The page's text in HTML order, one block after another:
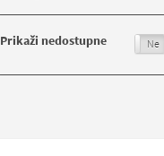
Prikaži nedostupne Ne